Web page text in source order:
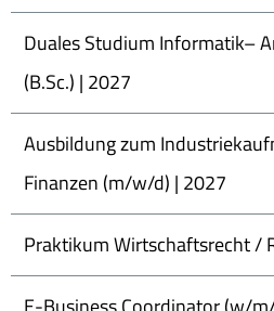
Duales Studium Informatik–
(B.Sc.) | 2027
Ausbildung zum
Finanzen (m/w/d) | 2027
Praktikum Wirtschaftsrecht /